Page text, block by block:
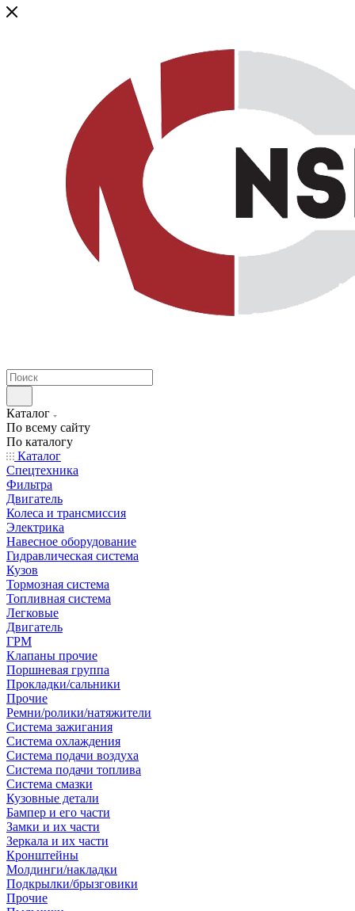
Каталог
По всему сайту
По каталогу
Каталог
Спецтехника
Фильтра
Двигатель
Колеса и трансмиссия
Электрика
Навесное оборудование
Гидравлическая система
Кузов
Тормозная система
Топливная система
Легковые
Двигатель
ГРМ
Клапаны прочие
Поршневая группа
Прокладки/сальники
Прочие
Ремни/ролики/натяжители
Система зажигания
Система охлаждения
Система подачи воздуха
Система подачи топлива
Система смазки
Кузовные детали
Бампер и его части
Замки и их части
Зеркала и их части
Кронштейны
Молдинги/накладки
Подкрылки/брызговики
Прочие